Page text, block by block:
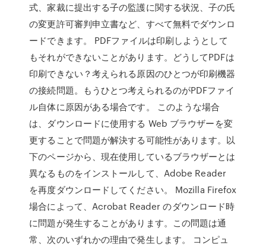
式、家裁に提出する子の監護に関する状況、子の氏
の変更許可審判申立書など、すべて無料でダウンロ
ードできます。 PDFファイルは印刷しようとして
もそれができないことがあります。どうしてPDFは
印刷できない？考えられる原因のひとつが印刷機器
の接続問題。もうひとつ考えられるのがPDFファイ
ル自体に原因がある場合です。 このような場合
は、ダウンロードに使用する Web ブラウザーを変
更することで問題が解決する可能性があります。以
下のページから、現在使用しているブラウザーとは
異なるものをインストールして、Adobe Reader
を再度ダウンロードしてください。 Mozilla Firefox
場合によって、Acrobat Reader のダウンロード時
に問題が発生することがあります。この問題は通
常、次のいずれかの理由で発生します。 コンピュ